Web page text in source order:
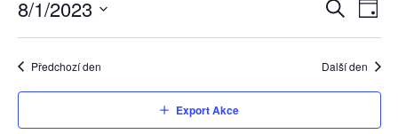
PRO
HLEDÁNÍ
A
pro
Den
8/1/2023
Select
Předchozí den Další den
Export Akce